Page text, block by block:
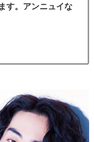
す。アンニュイな